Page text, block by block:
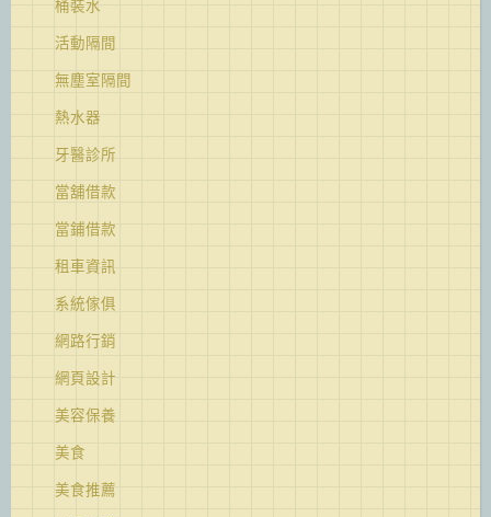
桶裝水
活動隔間
無塵室隔間
熱水器
牙醫診所
當舖借款
當鋪借款
租車資訊
系統傢俱
網路行銷
網頁設計
美容保養
美食
美食推薦